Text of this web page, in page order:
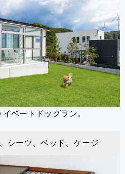
ベートドッグラン。
シーツ、ベッド、ケージ